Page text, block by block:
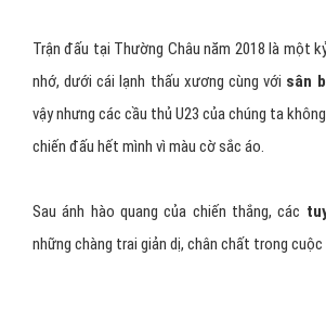
Trận đấu tại Thường Châu năm 2018 là một
nhớ, dưới cái lạnh thấu xương cùng với sân
vậy nhưng các cầu thủ U23 của chúng ta
chiến đấu hết mình vì màu cờ sắc áo.
Sau ánh hào quang của chiến thắng, các
những chàng trai giản dị, chân chất trong